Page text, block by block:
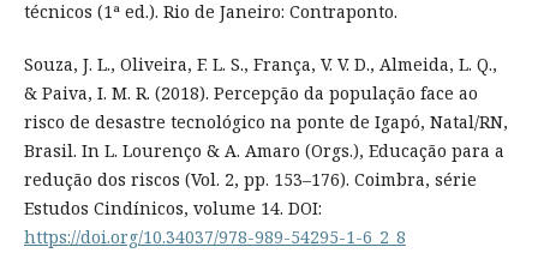
técnicos (1ª ed.). Rio de Janeiro: Contraponto.
Souza, J. L., Oliveira, F. L. S., França, V. V. D., Almeida, L. Q.,
& Paiva, I. M. R. (2018). Percepção da população face ao
risco de desastre tecnológico na ponte de Igapó, Natal/RN,
Brasil. In L. Lourenço & A. Amaro (Orgs.), Educação para a
redução dos riscos (Vol. 2, pp. 153–176). Coimbra, série
Estudos Cindínicos, volume 14. DOI:
https://doi.org/10.34037/978-989-54295-1-6_2_8